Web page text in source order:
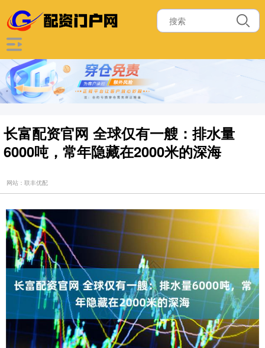
长富配资官网 全球仅有一艘：排水量
6000吨，常年隐藏在2000米的深海
网站：联丰优配